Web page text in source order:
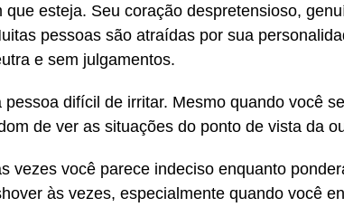
esteja. Seu coração despretensioso,
pessoas são atraídas por sua
e sem julgamentos.
difícil de irritar. Mesmo quando você
de ver as situações do ponto de vista da
vezes você parece indeciso enquanto
às vezes, especialmente quando você